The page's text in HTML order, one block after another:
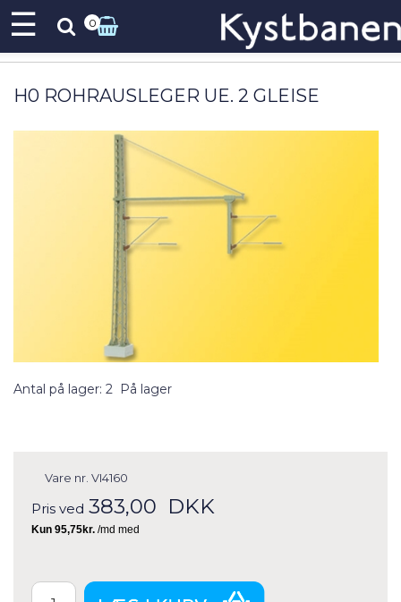
☰ 0
H0 ROHRAUSLEGER UE. 2 GLEISE
Antal på lager: 2 På lager
Vare nr. VI4160
Pris ved 383,00 DKK